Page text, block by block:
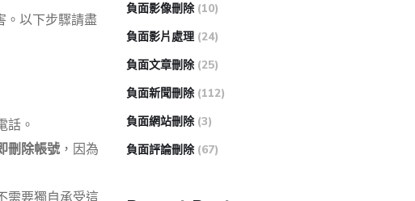
。以下步驟請盡
話。
刪除帳號 ，因為
負面影像刪除 (10)
負面影片處理 (24)
負面文章刪除 (25)
負面新聞刪除 (112)
負面網站刪除 (3)
負面評論刪除 (67)